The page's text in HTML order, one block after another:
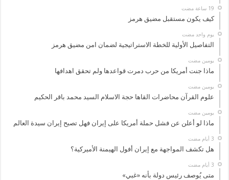
كيف يكون مستقبل مضيق هرمز
‏يوم واحد مضت
التفاصيل الأولية للخطة الاستراتيجية لضمان امن مضيق هرمز
‏يومين مضت
ماذا جنت أمريكا من حرب دمرت قواعدها ولم تحقق اهدافها
‏يومين مضت
علوم القرآن محاضرات القاها حجة الاسلام السيد محمد باقر الحكيم
‏يومين مضت
ماذا لو أعلن عن فشل حملة أمريكا على إيران فهل تصبح إيران سيدة العالم
هل تكشف المواجهة مع إيران أفول الهيمنة الأميركية؟
متى يُوصف رئيس دولة بأنه «غبي»